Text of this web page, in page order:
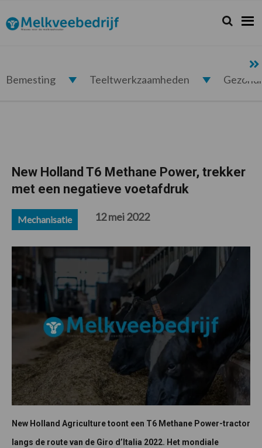
de
hoofdnavigatie
de
hoofd
de
eerste
de
voettekst
Melkveebedrijf.nl Zoeken...
Zoek
Bemesting Teeltwerkzaamheden
New Holland T6 Methane Power, trekker
met een negatieve voetafdruk
Mechanisatie 12 mei 2022
New Holland Agriculture toont een T6 Methane Power-tractor
langs de route van de Giro d’Italia 2022. Het mondiale